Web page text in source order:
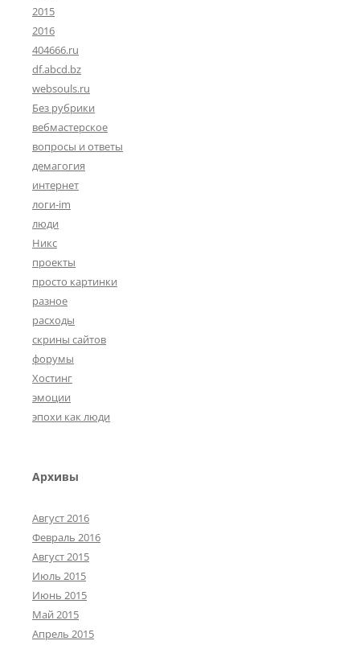
2015
2016
404666.ru
df.abcd.bz
websouls.ru
Без рубрики
вебмастерское
вопросы и ответы
демагогия
интернет
логи-im
люди
Никс
проекты
просто картинки
разное
расходы
скрины сайтов
форумы
Хостинг
эмоции
эпохи как люди
Архивы
Август 2016
Февраль 2016
Август 2015
Июль 2015
Июнь 2015
Май 2015
Апрель 2015